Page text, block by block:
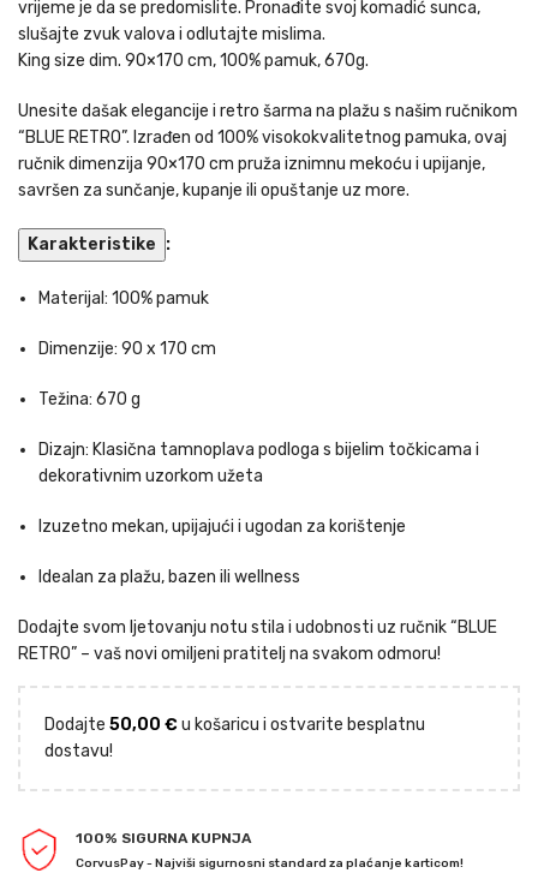
vrijeme je da se predomislite. Pronađite svoj komadić sunca,
slušajte zvuk valova i odlutajte mislima.
King size dim. 90×170 cm, 100% pamuk, 670g.
Unesite dašak elegancije i retro šarma na plažu s našim ručnikom
“BLUE RETRO”. Izrađen od 100% visokokvalitetnog pamuka, ovaj
ručnik dimenzija 90×170 cm pruža iznimnu mekoću i upijanje,
savršen za sunčanje, kupanje ili opuštanje uz more.
Karakteristike :
Materijal: 100% pamuk
Dimenzije: 90 x 170 cm
Težina: 670 g
Dizajn: Klasična tamnoplava podloga s bijelim točkicama i
dekorativnim uzorkom užeta
Izuzetno mekan, upijajući i ugodan za korištenje
Idealan za plažu, bazen ili wellness
Dodajte svom ljetovanju notu stila i udobnosti uz ručnik “BLUE
RETRO” – vaš novi omiljeni pratitelj na svakom odmoru!
Dodajte 50,00 € u košaricu i ostvarite besplatnu
dostavu!
100% SIGURNA KUPNJA
CorvusPay - Najviši sigurnosni standard za plaćanje karticom!